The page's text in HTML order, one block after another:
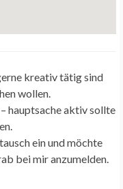
kreativ tätig sind
wollen.
hauptsache aktiv sollte
ein und möchte
bei mir anzumelden.